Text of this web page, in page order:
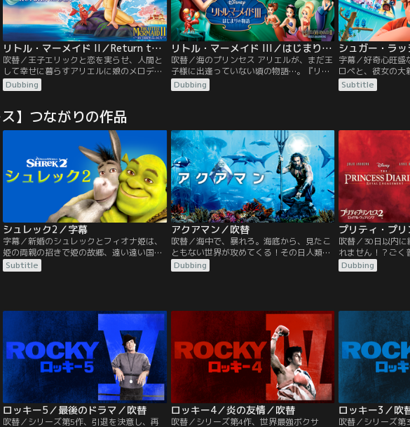
リトル・マーメイド II／Return to The Sea／吹替【ディズニー】
吹替／王子エリックと恋を実らせ、人間と
して幸せに暮らすアリエルに娘のメロディ
が誕生します。しかし、その時、海から昔
滅んだ魔女のアースラの妹、モルガナが現
カニのセバスチャンの心配をよそに、行っ
ては行けないはずの海でこっそり遊び、自
分の名前が刻まれたロケットを見つけま
す。メロディは、そのロケットの秘密を探
るため…。
Dubbing
リトル・マーメイド III／はじまりの物語／吹替【ディズニー】
吹替／海のプリンセス アリエルが、まだ王
子様に出逢っていない頃の物語…。『リト
ル・マーメイド』よりも1年前のこと…。ア
リエルは、海底を治める父王トリトンに反
アリエルのある決心は、やがて海の底の王
国全体をも変えることとなっていくので
す…。
Dubbing
字幕／好奇心旺盛
ロペと、彼女の大
悪役キャラクター
ム＜シュガー・ラ
でも叶う夢のよ
ぬ危険も潜んで
Subtitle
】つながりの作品
シュレック2／字幕
字幕／新婚のシュレックとフィオナ姫は、
姫の両親の招きで姫の故郷、遠い遠い国の
お城へ。ところが、姫の父親のハロルド国
王は、娘の結婚相手が怪物でびっくり！愛
チャーミング王子を姫と結婚させようとよ
からぬことを企んでいる。一方、シュレッ
クはフィオナ姫のために…。
Subtitle
アクアマン／吹替
吹替／海中で、暴れろ。海底から、見たこ
ともない世界が攻めてくる！その日人類
は、海底からの未知の脅威に襲われる--人
類を超えるテクノロジーと巨大モンスター
男、アクアマンがやむなく立ち上がる
が……その圧倒的な脅威に、彼は一体どう
立ち向かうのか！？
Dubbing
吹替／30日以内
れません！？ごく
が、突然一国のプ
レブな生活をする
してミアの運命は
まり役、シリー
Dubbing
ロッキー5／最後のドラマ／吹替
吹替／シリーズ第5作、引退を決意し、再
ロッキー4／炎の友情／吹替
吹替／シリーズ第4作、世界最強ボクサ
ロッキー3／吹
吹替／シリーズ第